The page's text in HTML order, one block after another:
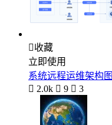
收藏
立即使用
系统远程运维架构图
 2.0k  9  3